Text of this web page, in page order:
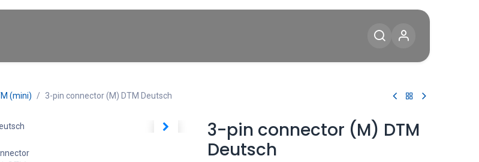
(mini) 3-pin connector (M) DTM Deutsch
3-pin connector (M) DTM
Deutsch